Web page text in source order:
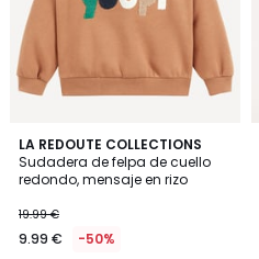
LA REDOUTE COLLECTIONS
Sudadera de felpa de cuello
redondo, mensaje en rizo
19.99 €
9.99 € -50%
5
/
5